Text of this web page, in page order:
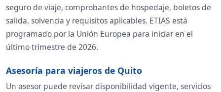
seguro de viaje, comprobantes de hospedaje, boletos de
salida, solvencia y requisitos aplicables. ETIAS está
programado por la Unión Europea para iniciar en el
último trimestre de 2026.
Asesoría para viajeros de Quito
Un asesor puede revisar disponibilidad vigente, servicios